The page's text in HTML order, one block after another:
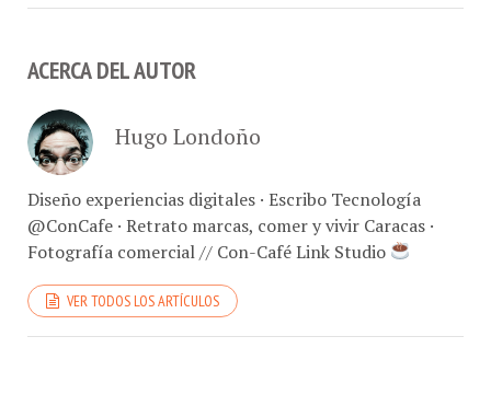
ACERCA DEL AUTOR
Hugo Londoño
Diseño experiencias digitales · Escribo Tecnología
@ConCafe · Retrato marcas, comer y vivir Caracas ·
Fotografía comercial // Con-Café Link Studio
VER TODOS LOS ARTÍCULOS